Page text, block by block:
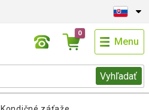
Vyhľadať
0
Menu